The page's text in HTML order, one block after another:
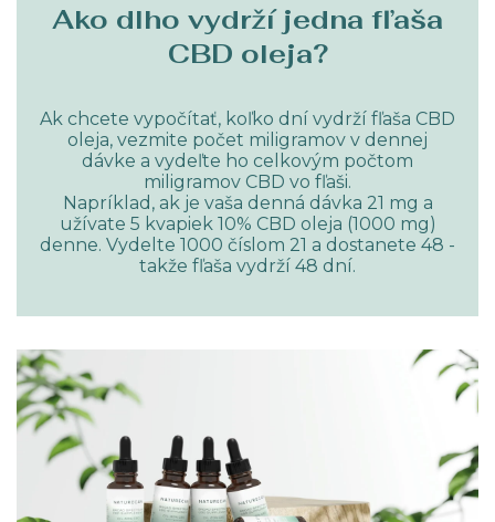
Ako dlho vydrží jedna fľaša
CBD oleja?
Ak chcete vypočítať, koľko dní vydrží fľaša CBD
oleja, vezmite počet miligramov v dennej
dávke a vydeľte ho celkovým počtom
miligramov CBD vo fľaši.
Napríklad, ak je vaša denná dávka 21 mg a
užívate 5 kvapiek 10% CBD oleja (1000 mg)
denne. Vydelte 1000 číslom 21 a dostanete 48 -
takže fľaša vydrží 48 dní.